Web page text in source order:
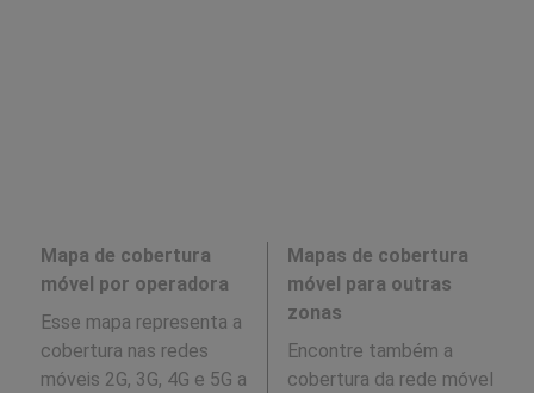
Mapa de cobertura
móvel por operadora
Esse mapa representa a
cobertura nas redes
móveis 2G, 3G, 4G e 5G a
Mapas de cobertura
móvel para outras
zonas
Encontre também a
cobertura da rede móvel